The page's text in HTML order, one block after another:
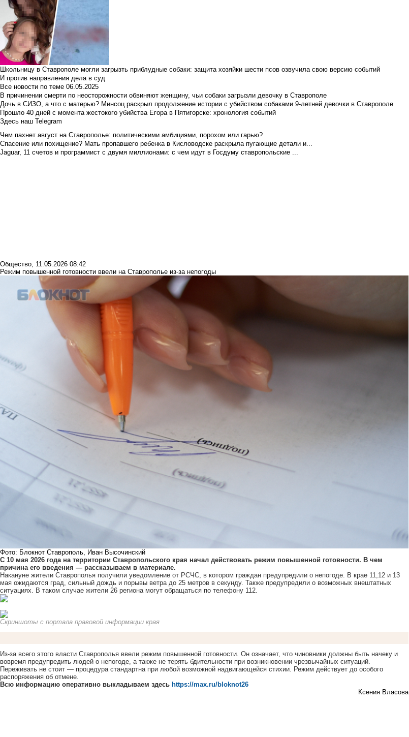
Школьницу в Ставрополе могли загрызть приблудные собаки: защита хозяйки шести псов озвучила свою версию событий
И против направления дела в суд
Все новости по теме 06.05.2025
В причинении смерти по неосторожности обвиняют женщину, чьи собаки загрызли девочку в Ставрополе
Дочь в СИЗО, а что с матерью? Минсоц раскрыл продолжение истории с убийством собаками 9-летней девочки в Ставрополе
Прошло 40 дней с момента жестокого убийства Егора в Пятигорске: хронология событий
Здесь наш Telegram
Чем пахнет август на Ставрополье: политическими амбициями, порохом или гарью?
Спасение или похищение? Мать пропавшего ребенка в Кисловодске раскрыла пугающие детали и...
Jaguar, 11 счетов и программист с двумя миллионами: с чем идут в Госдуму ставропольские ...
Общество, 11.05.2026 08:42
Режим повышенной готовности ввели на Ставрополье из-за непогоды
Фото: Блокнот Ставрополь, Иван Высочинский
С 10 мая 2026 года на территории Ставропольского края начал действовать режим повышенной готовности. В чем
причина его введения — рассказываем в материале.
Накануне жители Ставрополья получили уведомление от РСЧС, в котором граждан предупредили о непогоде. В крае 11,12 и 13
мая ожидаются град, сильный дождь и порывы ветра до 25 метров в секунду. Также предупредили о возможных внештатных
ситуациях. В таком случае жители 26 региона могут обращаться по телефону 112.
Скриншоты с портала правовой информации края
Из-за всего этого власти Ставрополья ввели режим повышенной готовности. Он означает, что чиновники должны быть начеку и
вовремя предупредить людей о непогоде, а также не терять бдительности при возникновении чрезвычайных ситуаций.
Переживать не стоит — процедура стандартна при любой возможной надвигающейся стихии. Режим действует до особого
распоряжения об отмене.
Всю информацию оперативно выкладываем здесь https://max.ru/bloknot26
Ксения Власова